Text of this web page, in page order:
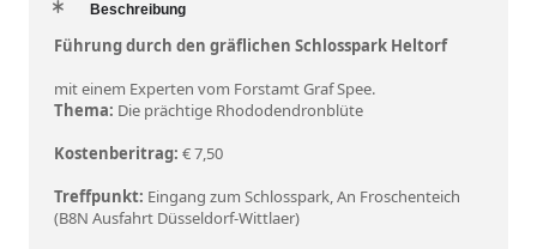
Beschreibung
Führung durch den gräflichen Schlosspark Heltorf
mit einem Experten vom Forstamt Graf Spee.
Thema: Die prächtige Rhododendronblüte
Kostenberitrag: € 7,50
Treffpunkt: Eingang zum Schlosspark, An Froschenteich
(B8N Ausfahrt Düsseldorf-Wittlaer)